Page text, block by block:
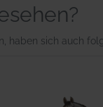
haben sich auch